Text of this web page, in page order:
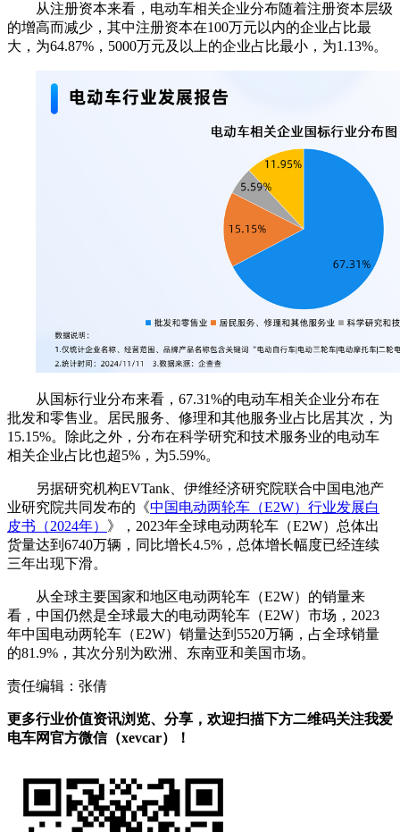
从注册资本来看，电动车相关企业分布随着注册资本层级
的增高而减少，其中注册资本在100万元以内的企业占比最
大，为64.87%，5000万元及以上的企业占比最小，为1.13%。
从国标行业分布来看，67.31%的电动车相关企业分布在
批发和零售业。居民服务、修理和其他服务业占比居其次，为
15.15%。除此之外，分布在科学研究和技术服务业的电动车
相关企业占比也超5%，为5.59%。
另据研究机构EVTank、伊维经济研究院联合中国电池产
业研究院共同发布的《中国电动两轮车（E2W）行业发展白
皮书（2024年） 》，2023年全球电动两轮车（E2W）总体出
货量达到6740万辆，同比增长4.5%，总体增长幅度已经连续
三年出现下滑。
从全球主要国家和地区电动两轮车（E2W）的销量来
看，中国仍然是全球最大的电动两轮车（E2W）市场，2023
年中国电动两轮车（E2W）销量达到5520万辆，占全球销量
的81.9%，其次分别为欧洲、东南亚和美国市场。
责任编辑：张倩
更多行业价值资讯浏览、分享，欢迎扫描下方二维码关注我爱
电车网官方微信（xevcar）！